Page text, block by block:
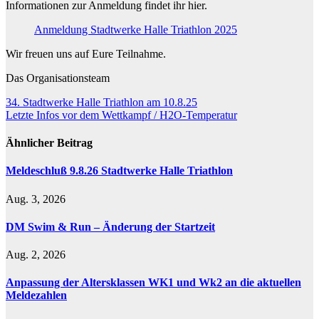
Informationen zur Anmeldung findet ihr hier.
Anmeldung Stadtwerke Halle Triathlon 2025
Wir freuen uns auf Eure Teilnahme.
Das Organisationsteam
Beitragsnavigation
34. Stadtwerke Halle Triathlon am 10.8.25
Letzte Infos vor dem Wettkampf / H2O-Temperatur
Ähnlicher Beitrag
Meldeschluß 9.8.26 Stadtwerke Halle Triathlon
Aug. 3, 2026
DM Swim & Run – Änderung der Startzeit
Aug. 2, 2026
Anpassung der Altersklassen WK1 und Wk2 an die aktuellen
Meldezahlen